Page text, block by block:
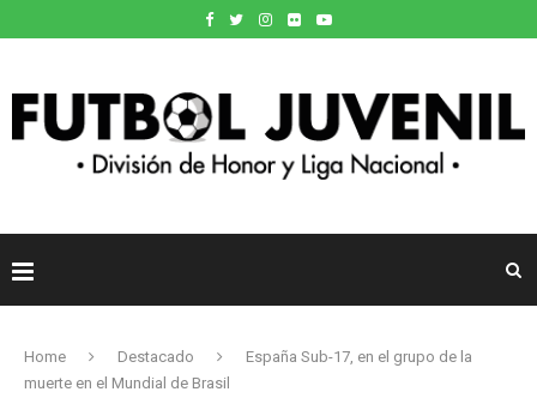
Home Destacado
España Sub-17, en el grupo de la
muerte en el Mundial de Brasil